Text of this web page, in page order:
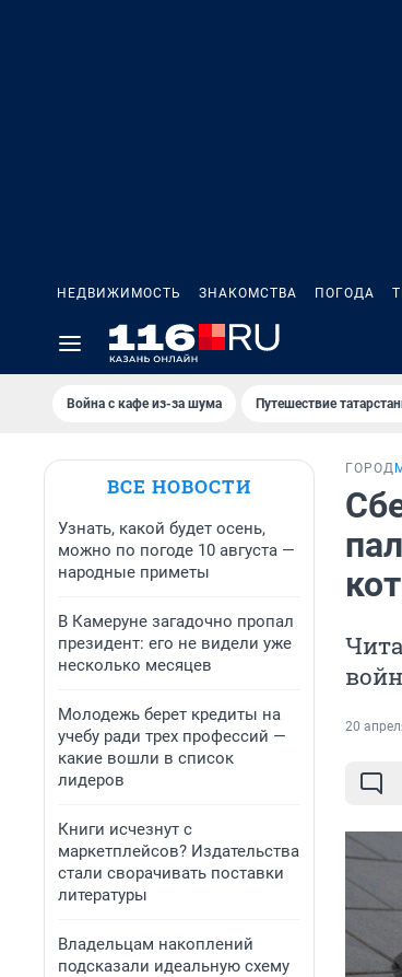
НЕДВИЖИМОСТЬ ЗНАКОМСТВА ПОГОДА
Война с кафе из-за шума Путешествие
ВСЕ НОВОСТИ
Узнать, какой будет осень,
можно по погоде 10 августа —
народные приметы
В Камеруне загадочно пропал
президент: его не видели уже
несколько месяцев
Молодежь берет кредиты на
учебу ради трех профессий —
какие вошли в список
лидеров
Книги исчезнут с
маркетплейсов? Издательства
стали сворачивать поставки
литературы
Владельцам накоплений
подсказали идеальную схему
ГОРОД
20